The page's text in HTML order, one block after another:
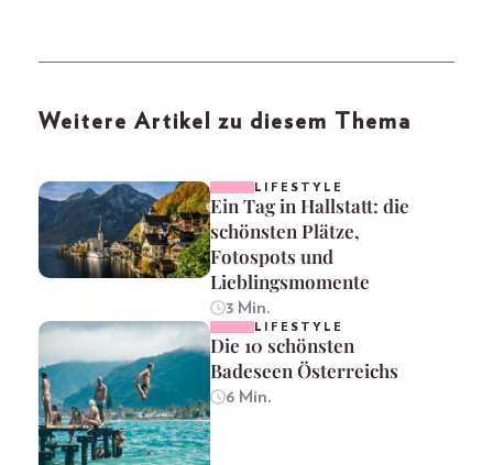
Weitere Artikel zu diesem Thema
LIFESTYLE
Ein Tag in Hallstatt: die
schönsten Plätze,
Fotospots und
Lieblingsmomente
3 Min.
LIFESTYLE
Die 10 schönsten
Badeseen Österreichs
6 Min.